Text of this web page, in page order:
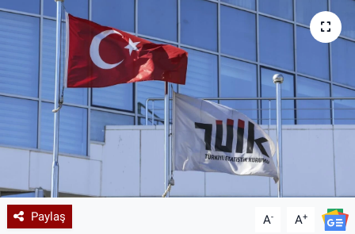
Paylaş A- A+